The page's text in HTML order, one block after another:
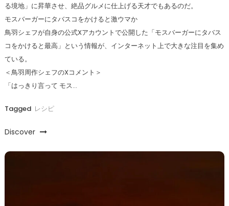
る境地」に昇華させ、絶品グルメに仕上げる天才でもあるのだ。
モスバーガーにタバスコをかけると激ウマか
鳥羽シェフが自身の公式Xアカウントで公開した「モスバーガーにタバス
コをかけると最高」という情報が、インターネット上で大きな注目を集め
ている。
＜鳥羽周作シェフのXコメント＞
「はっきり言って モス…
Tagged レシピ
Discover